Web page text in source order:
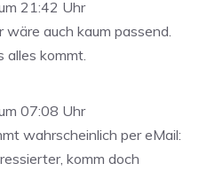
21:42 Uhr
auch kaum passend.
alles kommt.
07:08 Uhr
wahrscheinlich per eMail:
komm doch